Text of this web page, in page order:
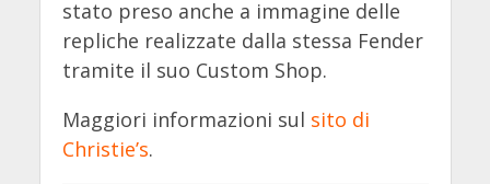
stato preso anche a immagine delle
repliche realizzate dalla stessa Fender
tramite il suo Custom Shop.
Maggiori informazioni sul sito di
Christie’s.